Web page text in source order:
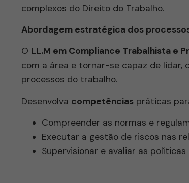
complexos do Direito do Trabalho.
Abordagem estratégica dos
O LL.M em Compliance Trabalhista e
com a área e tornar-se capaz de lidar,
processos do trabalho.
Desenvolva competências práticas
Compreender as normas e
Executar a gestão de riscos nas
Supervisionar e avaliar as